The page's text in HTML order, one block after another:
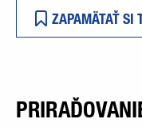
ZAPAMÄTAŤ SI